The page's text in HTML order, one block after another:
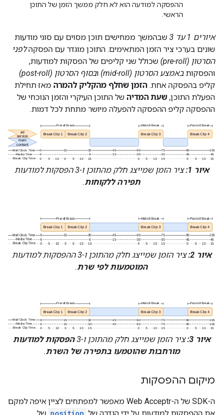
ההפסקה למודעה הוא לא חלק ממשך הזמן של התוכן
הראשי.
איורים 1 עד 3
שבהמשך ממחישים תוכן מסוים עם סוגי מודעות
שונים בערכי ציר הזמן המתאימים. התוכן מוגדר עם הפסקהלפני
הסרטון (pre-roll)
שכולל שני קליפים של הפסקות למודעות,
והפסקות באמצע הסרטון (mid-roll) ובסוף הסרטון (post-roll)
קליפ בהפסקה אחת. הזמן שחלף מהקליק להמרה מאז תחילת
הפעלת התוכן, שעת המדיה של התוכן העיקרי והזמן הנוכחי של
ההפסקה קליפ ההפסקה להפעלה מיושר מתחת לכל דמות.
איור 1:
ציר הזמן שמייצג חלק מהתוכן ו-3 הפסקות למודעות
תפירה ללקוחות.
איור 2:
ציר הזמן שמייצג חלק מהתוכן ו-3 ההפסקות למודעות
המוטמעות לפי שרת.
איור 3: ציר הזמן שמייצג חלק מהתוכן ו-3
הפסקות למודעות
מורחבות שהוטמעו בתפירה של השרת.
מיקום ההפסקות
ה-SDK של ה-Web Acceptr מאפשר למפתחים לציין איפה למקם